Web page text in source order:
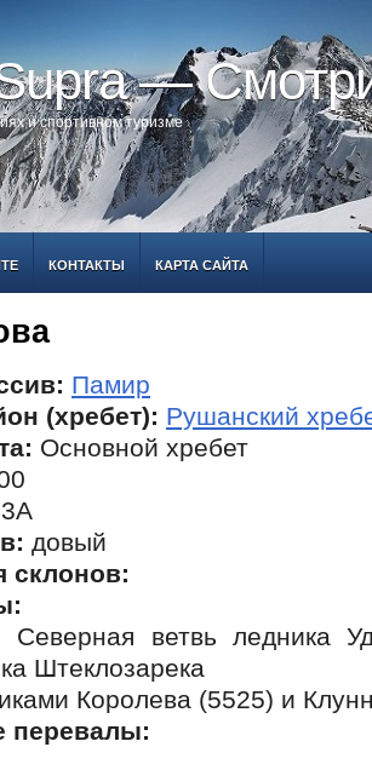
—
и спортивном туризме
КОНТАКТЫ КАРТА САЙТА
Памир
(хребет): Рушанский
Основной хребет
3А
довый
склонов:
Северная ветвь ледника
Штеклозарека
иками Королева (5525) и
перевалы: